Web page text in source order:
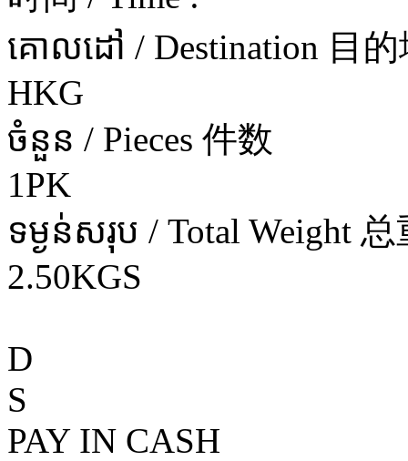
គោលដៅ / Destination 目的
HKG
ចំនួន / Pieces 件数
1PK
ទម្ងន់សរុប / Total Weight 总
2.50KGS
D
S
PAY IN CASH